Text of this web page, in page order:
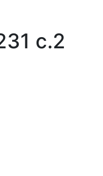
c.2